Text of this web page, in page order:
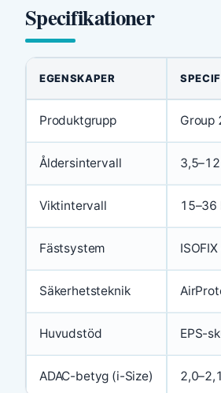
Specifikationer
EGENSKAPER
Produktgrupp Group
Åldersintervall
Viktintervall 15–36
Fästsystem
Säkerhetsteknik
Huvudstöd EPS-
ADAC-betyg (i-Size)